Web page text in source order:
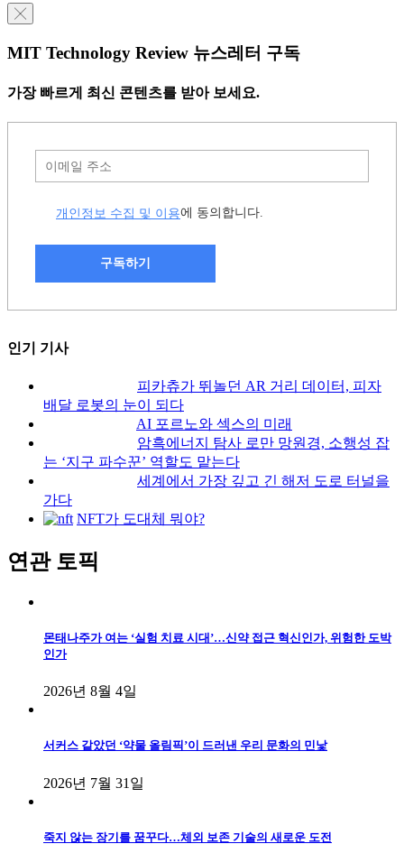
╳
MIT Technology Review 뉴스레터 구독
가장 빠르게 최신 콘텐츠를 받아 보세요.
개인정보 수집 및 이용에 동의합니다.
구독하기
인기 기사
피카츄가 뛰놀던 AR 거리 데이터, 피자
배달 로봇의 눈이 되다
AI 포르노와 섹스의 미래
암흑에너지 탐사 로만 망원경, 소행성 잡
는 ‘지구 파수꾼’ 역할도 맡는다
세계에서 가장 깊고 긴 해저 도로 터널을
가다
NFT가 도대체 뭐야?
연관 토픽
몬태나주가 여는 ‘실험 치료 시대’…신약 접근 혁신인가, 위험한 도박
인가
2026년 8월 4일
서커스 같았던 ‘약물 올림픽’이 드러낸 우리 문화의 민낯
2026년 7월 31일
죽지 않는 장기를 꿈꾸다…체외 보존 기술의 새로운 도전